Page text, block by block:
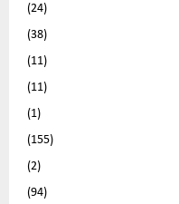
(24)
(38)
(11)
(11)
(1)
(155)
(2)
(94)